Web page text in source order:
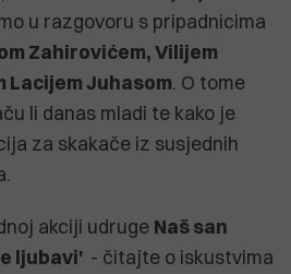
u razgovoru s pripadnicima
Zahirovićem, Vilijem
Lacijem Juhasom. O tome
li danas mladi te kako je
za skakače iz susjednih
akciji udruge Naš san
ljubavi' - čitajte o iskustvima